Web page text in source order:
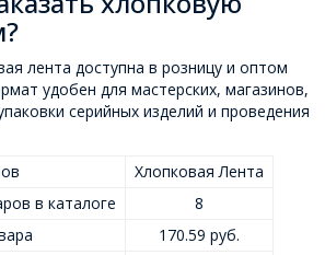
лента доступна в розницу и оптом
удобен для мастерских, магазинов,
серийных изделий и проведения
Хлопковая Лента
в каталоге
8
170.59 руб.